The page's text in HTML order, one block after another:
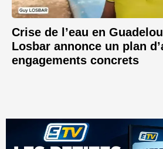
Crise de l’eau en
Losbar annonce un plan
engagements concrets